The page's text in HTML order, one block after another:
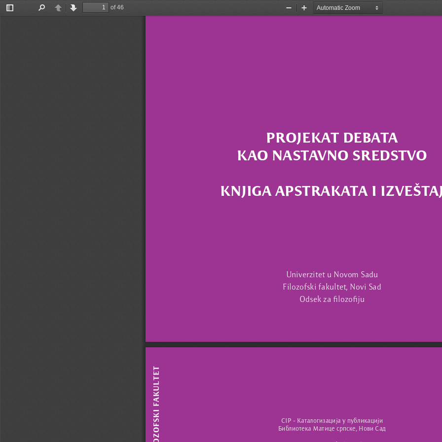
Toggle
PreviousNext
of 46
Zoom
Zoom
PROJEKAT DEBATA
KAO NASTAVNO SREDSTVO
KNJIGA APSTRAKATA I IZVEŠTAJ
Univerzitet u Novom Sadu
Filozofski fakultet, Novi Sad
Odsek za filozofiju
fAKulTET
CIP - Kаталогизација у публикацији
Библиотека Матице српске, Нови Сад